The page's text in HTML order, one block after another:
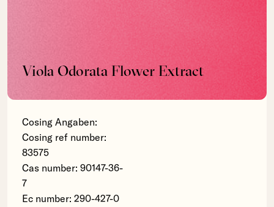
Viola Odorata Flower Extract
Cosing Angaben:
Cosing ref number:
83575
Cas number: 90147-36-
7
Ec number: 290-427-0